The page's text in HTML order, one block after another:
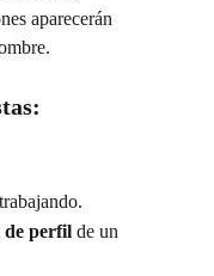
aparecerán
de perfil de un